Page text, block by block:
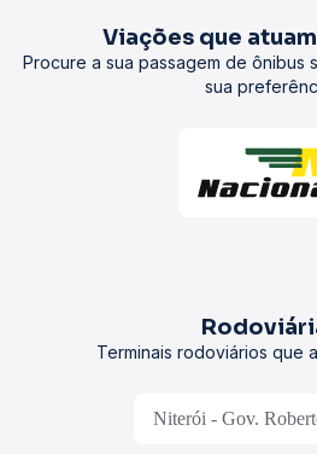
Viações que
Procure a sua passagem de ônibus
sua
Terminais rodoviários que
Niterói - Gov.